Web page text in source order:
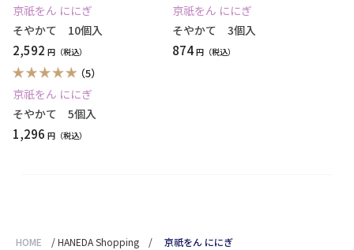
京祇をん ににぎ
そやかて 10個入
2,592 円
京祇をん ににぎ
そやかて 3個入
874円
（5）
京祇をん ににぎ
そやかて 5個入
1,296 円
HOME /HANEDA Shopping / 京祇をん ににぎ